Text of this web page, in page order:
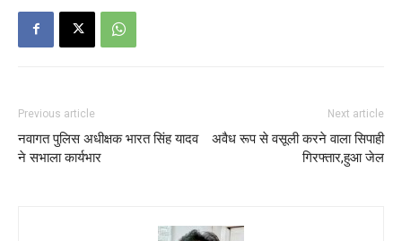
Previous article
नवागत पुलिस अधीक्षक भारत सिंह यादव
ने सभाला कार्यभार
Next article
अवैध रूप से वसूली करने वाला सिपाही
गिरफ्तार,हुआ जेल